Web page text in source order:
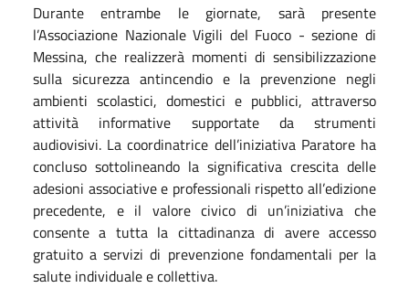
Durante entrambe le giornate, sarà presente
l’Associazione Nazionale Vigili del Fuoco - sezione di
Messina, che realizzerà momenti di sensibilizzazione
sulla sicurezza antincendio e la prevenzione negli
ambienti scolastici, domestici e pubblici, attraverso
attività informative supportate da strumenti
audiovisivi. La coordinatrice dell’iniziativa Paratore ha
concluso sottolineando la significativa crescita delle
adesioni associative e professionali rispetto all’edizione
precedente, e il valore civico di un’iniziativa che
consente a tutta la cittadinanza di avere accesso
gratuito a servizi di prevenzione fondamentali per la
salute individuale e collettiva.